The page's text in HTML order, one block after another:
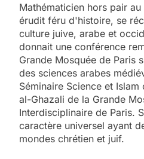
Mathématicien hors pair
érudit féru d'histoire, se
culture juive, arabe et
donnait une conférence
Grande Mosquée de Paris
des sciences arabes
Séminaire Science et Islam
al-Ghazali de la Grande
Interdisciplinaire de Paris.
caractère universel ayant
mondes chrétien et juif.